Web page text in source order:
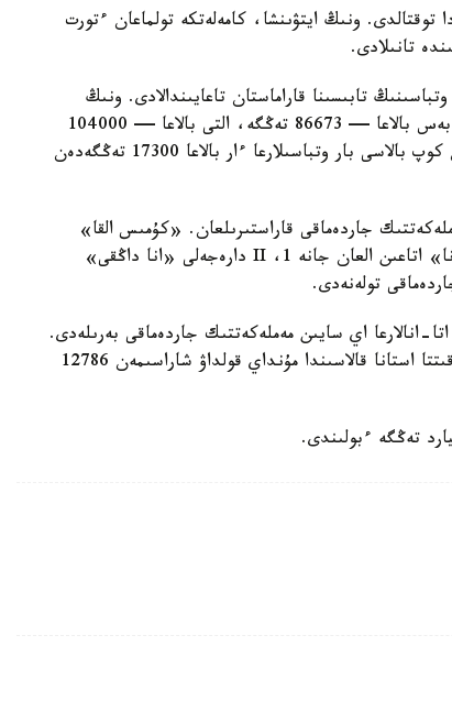
دا توقتالدى. ونىڭ ايتۋىنشا، كامەلەتكە تولماعان ءتورت
تانىلادى.
تابىسىنا قاراماستان تاعايىندالادى. ونىڭ
مولشەرى ءتورت بالاسى بار وتباسىلارعا — 69330 تەڭگە، بەس بالاعا — 86673 تەڭگە، التى بالاعا — 104000
تەڭگە، جەتى بالاعا — 121360 تەڭگە. سەگىز جانە ودان كوپ بالاسى بار وتباسىلارعا ءار بالاعا 17300 تەڭگەدەن
جاردەماقى قاراستىرىلعان. «كۇمىس القا»
يەگەرلەرىنە — 27680 تەڭگە، ال «التىن القا»، «باتىر انا» اتاعىن العان جانە 1، II دارەجەلى «انا داڭقى»
انالارعا اي سايىن مەملەكەتتىك جاردەماقى بەرىلەدى.
بيىل ونىڭ مولشەرى 81871 تەڭگەنى قۇرايدى. قازىرگى ۋاقىتتا استانا قالاسىندا مۇنداي قولداۋ شاراسىمەن 12786